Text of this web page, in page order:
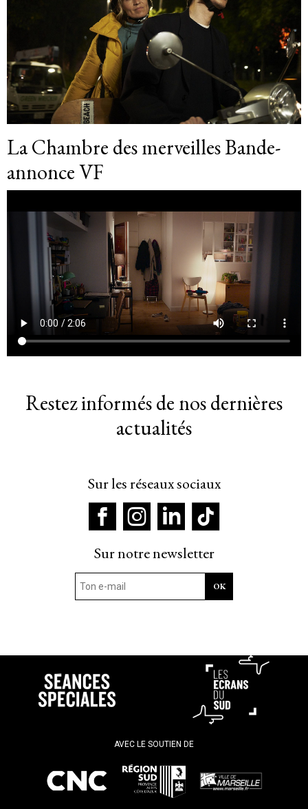
La Chambre des merveilles Bande-
annonce VF
Restez informés de nos dernières
actualités
Sur les réseaux sociaux
Sur notre newsletter
AVEC LE SOUTIEN DE